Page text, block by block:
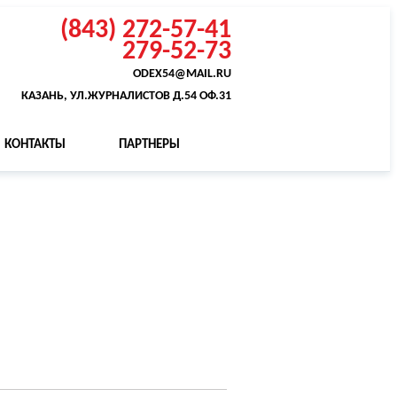
(843) 272-57-41
279-52-73
ODEX54@MAIL.RU
КАЗАНЬ, УЛ.ЖУРНАЛИСТОВ Д.54 ОФ.31
КОНТАКТЫ ПАРТНЕРЫ